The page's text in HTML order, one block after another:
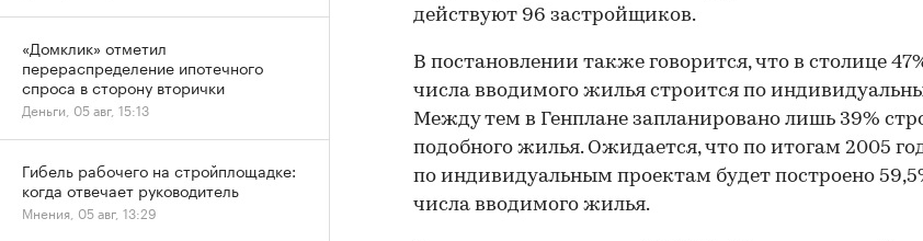
действуют 96 застройщиков.
В постановлении также говорится, что в столице
числа вводимого жилья строится по
Между тем в Генплане запланировано лишь 39%
подобного жилья. Ожидается, что по итогам 2005
по индивидуальным проектам будет построено
числа вводимого жилья.
«Домклик» отметил
перераспределение ипотечного
спроса в сторону вторички
Деньги, 05 авг, 15:13
Гибель рабочего на стройплощадке:
когда отвечает руководитель
Мнения, 05 авг, 13:29